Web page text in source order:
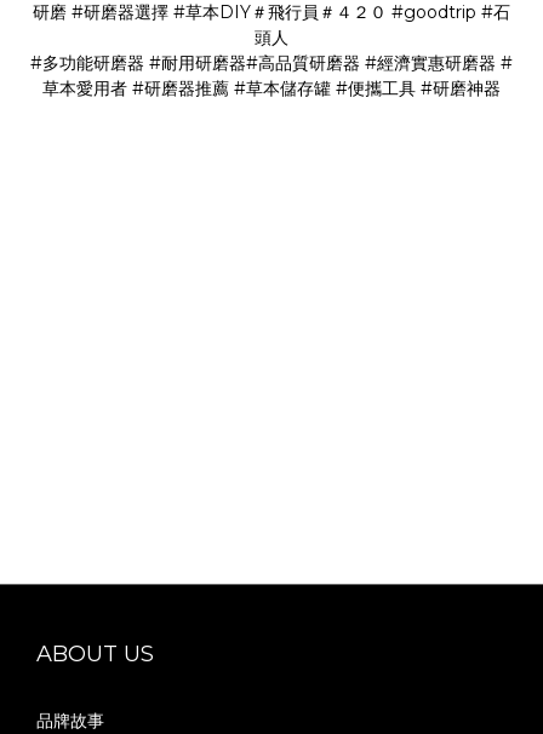
研磨 #研磨器選擇 #草本DIY＃飛行員＃４２０ #goodtrip #石
頭人
#多功能研磨器 #耐用研磨器#高品質研磨器 #經濟實惠研磨器 #
草本愛用者 #研磨器推薦 #草本儲存罐 #便攜工具 #研磨神器
ABOUT US
品牌故事